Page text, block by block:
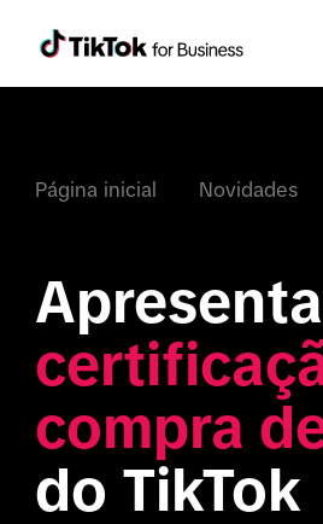
Página inicial Novidades
compra
do TikTok